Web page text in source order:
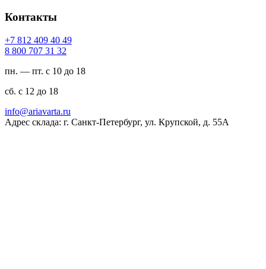
Контакты
94 04 904 218 7+
23 13 707 008 8
пн. — пт. с 10 до 18
сб. с 12 до 18
ur.atravaira@ofni
Адрес склада: г. Санкт-Петербург, ул. Крупской, д. 55А